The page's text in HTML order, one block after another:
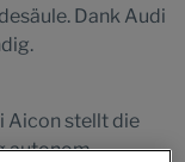
Dank Audi
Aicon stellt die
autonom